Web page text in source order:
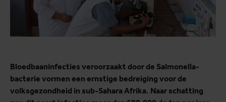
Bloedbaaninfecties veroorzaakt door de Salmonella-
bacterie vormen een ernstige bedreiging voor de
volksgezondheid in sub-Sahara Afrika. Naar schatting